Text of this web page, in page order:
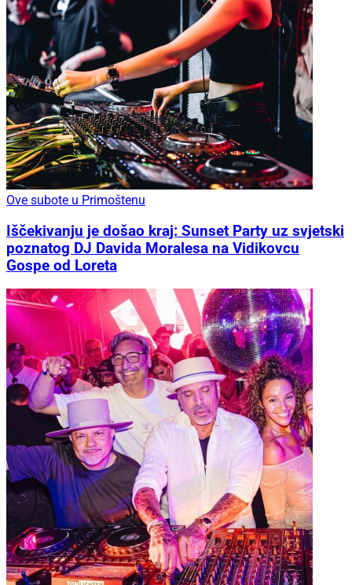
Ove subote u Primoštenu
Iščekivanju je došao kraj: Sunset Party uz svjetski
poznatog DJ Davida Moralesa na Vidikovcu
Gospe od Loreta